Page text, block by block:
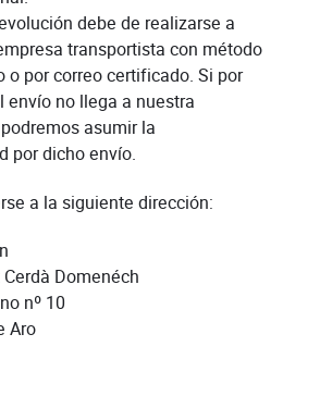
debe de realizarse a
transportista con método
o por correo certificado. Si por
envío no llega a nuestra
asumir la
por dicho envío.
a la siguiente dirección:
Domenéch
nº 10
Aro